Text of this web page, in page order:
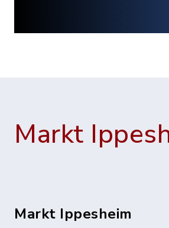
Markt
Markt Ippesheim